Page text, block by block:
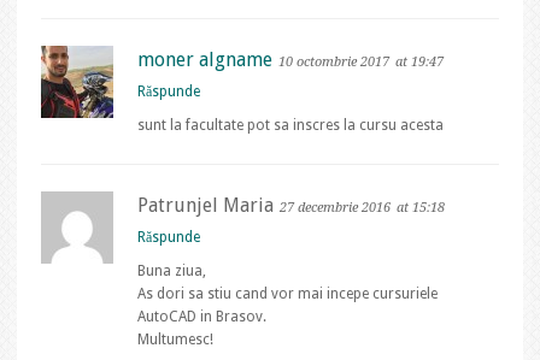
moner algname 10 octombrie 2017 at 19:47
Răspunde
sunt la facultate pot sa inscres la cursu acesta
Patrunjel Maria 27 decembrie 2016 at 15:18
Răspunde
Buna ziua,
As dori sa stiu cand vor mai incepe cursuriele
AutoCAD in Brasov.
Multumesc!